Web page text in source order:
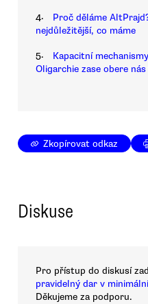
4.
Proč děláme
nejdůležitější, co máme
5.
Kapacitní
Oligarchie zase obere
Zkopírovat odkaz
Diskuse
Pro přístup do diskusí
pravidelný dar v
Děkujeme za podporu.